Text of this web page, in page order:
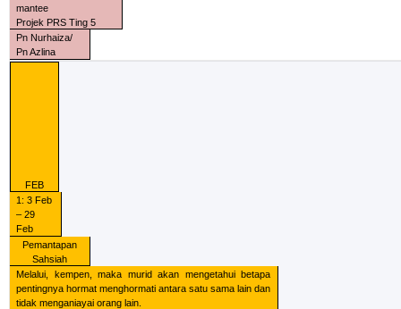
mantee
Projek PRS Ting 5
Pn Nurhaiza/
Pn Azlina
FEB
1: 3 Feb
– 29
Feb
Pemantapan
Sahsiah
Melalui, kempen, maka murid akan mengetahui betapa
pentingnya hormat menghormati antara satu sama lain dan
tidak menganiayai orang lain.